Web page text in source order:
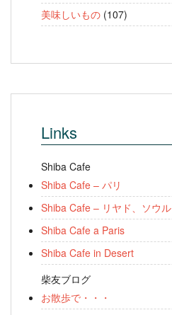
美味しいもの (107)
Links
Shiba Cafe
Shiba Cafe – パリ
Shiba Cafe – リヤド、ソウル
Shiba Cafe a Paris
Shiba Cafe in Desert
柴友ブログ
お散歩で・・・